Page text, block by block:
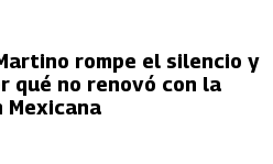
rompe el silencio y
qué no renovó con la
Mexicana